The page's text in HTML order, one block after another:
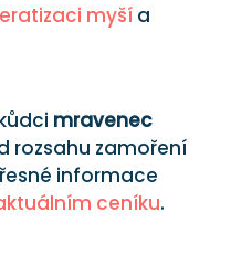
myšía
mravenec
rozsahu zamoření
informace
ceníku.